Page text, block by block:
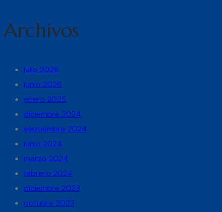
Archivos
julio 2026
junio 2026
enero 2025
diciembre 2024
septiembre 2024
junio 2024
marzo 2024
febrero 2024
diciembre 2023
octubre 2023